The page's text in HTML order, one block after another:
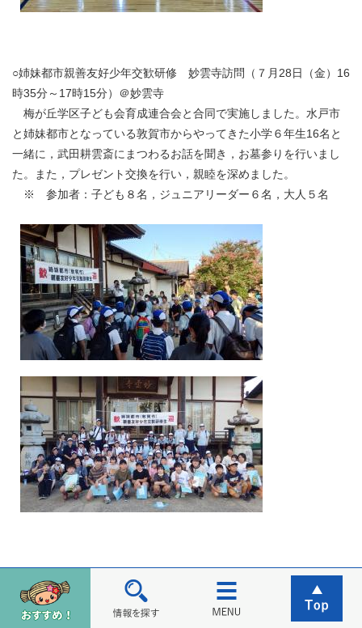
○姉妹都市親善友好少年交歓研修 妙雲寺訪問（７月28日（金）16
時35分～17時15分）＠妙雲寺
梅が丘学区子ども会育成連合会と合同で実施しました。水戸市
と姉妹都市となっている敦賀市からやってきた小学６年生16名と
一緒に，武田耕雲斎にまつわるお話を聞き，お墓参りを行いまし
た。また，プレゼント交換を行い，親睦を深めました。
※ 参加者：子ども８名，ジュニアリーダー６名，大人５名
○草薙神社 神輿祭（７月29日（土）10時10分～14時25分）＠見
川地区内
地域安泰・繁盛などをご祈祷する長年の伝統的な行事に参加し